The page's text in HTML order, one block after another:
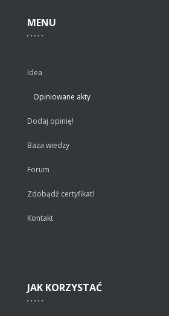
MENU
Idea
Opiniowane akty
Dodaj opinię!
Baza wiedzy
Forum
Zdobądź certyfikat!
Kontakt
JAK KORZYSTAĆ